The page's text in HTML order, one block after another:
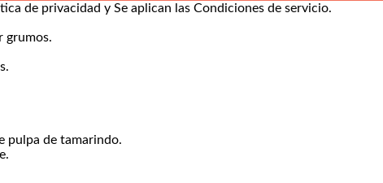
de privacidad y Se aplican las Condiciones de servicio.
grumos.
pulpa de tamarindo.